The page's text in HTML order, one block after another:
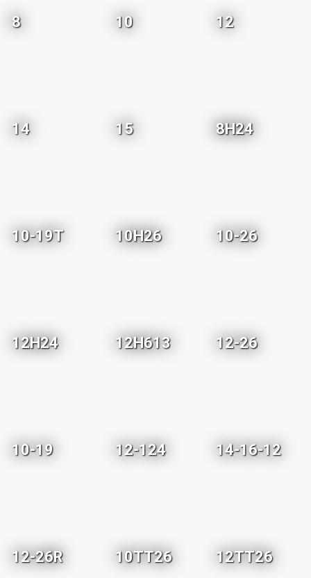
8 10 12
14 15 8H24
10-19T 10H26 10-26
12H24 12H613 12-26
10-19 12-124 14-16-12
12-26R 10TT26 12TT26